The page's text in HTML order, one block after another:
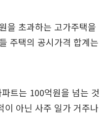
을 초과하는 고가주택을
주택의 공시가격 합계는
트는 100억원을 넘는 것
이 아닌 사주 일가 거주나